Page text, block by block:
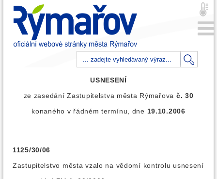
USNESENÍ
ze zasedání Zastupitelstva města Rýmařova č. 30
konaného v řádném termínu, dne 19.10.2006
1125/30/06
Zastupitelstvo města vzalo na vědomí kontrolu usnesení